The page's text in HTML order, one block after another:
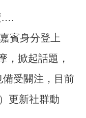
….
賓身分登上
，掀起話題，
備受關注，目前
更新社群動